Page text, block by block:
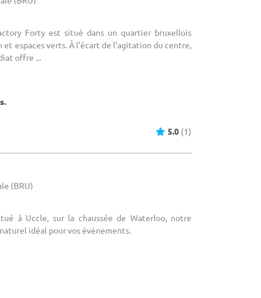
Forty est situé dans un quartier bruxellois
espaces verts. À l’écart de l’agitation du centre,
offre ...
5.0 (1)
(BRU)
à Uccle, sur la chaussée de Waterloo, notre
idéal pour vos événements.